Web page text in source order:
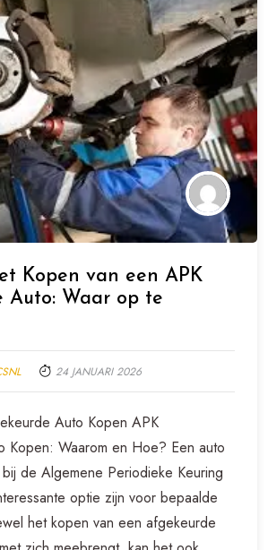
Kopen van een APK
Auto: Waar op te
24 JANUARI 2026
Auto Kopen APK
Kopen: Waarom en Hoe? Een auto
de Algemene Periodieke Keuring
optie zijn voor bepaalde
het kopen van een afgekeurde